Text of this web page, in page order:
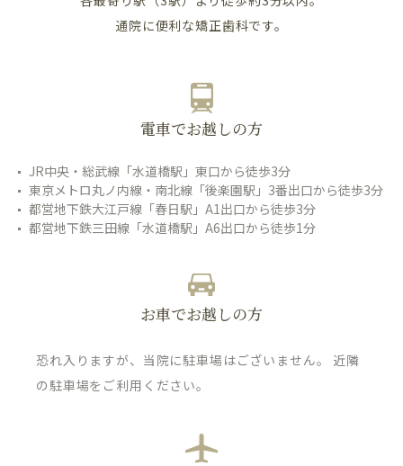
通院に便利な矯正歯科です。
電車でお越しの方
JR中央・総武線「水道橋駅」東口から徒歩3分
東京メトロ丸ノ内線・南北線「後楽園駅」3番出口から徒歩3分
都営地下鉄大江戸線「春日駅」A1出口から徒歩3分
都営地下鉄三田線「水道橋駅」A6出口から徒歩1分
お車でお越しの方
恐れ入りますが、当院に駐車場はございません。 近隣
の駐車場をご利用ください。